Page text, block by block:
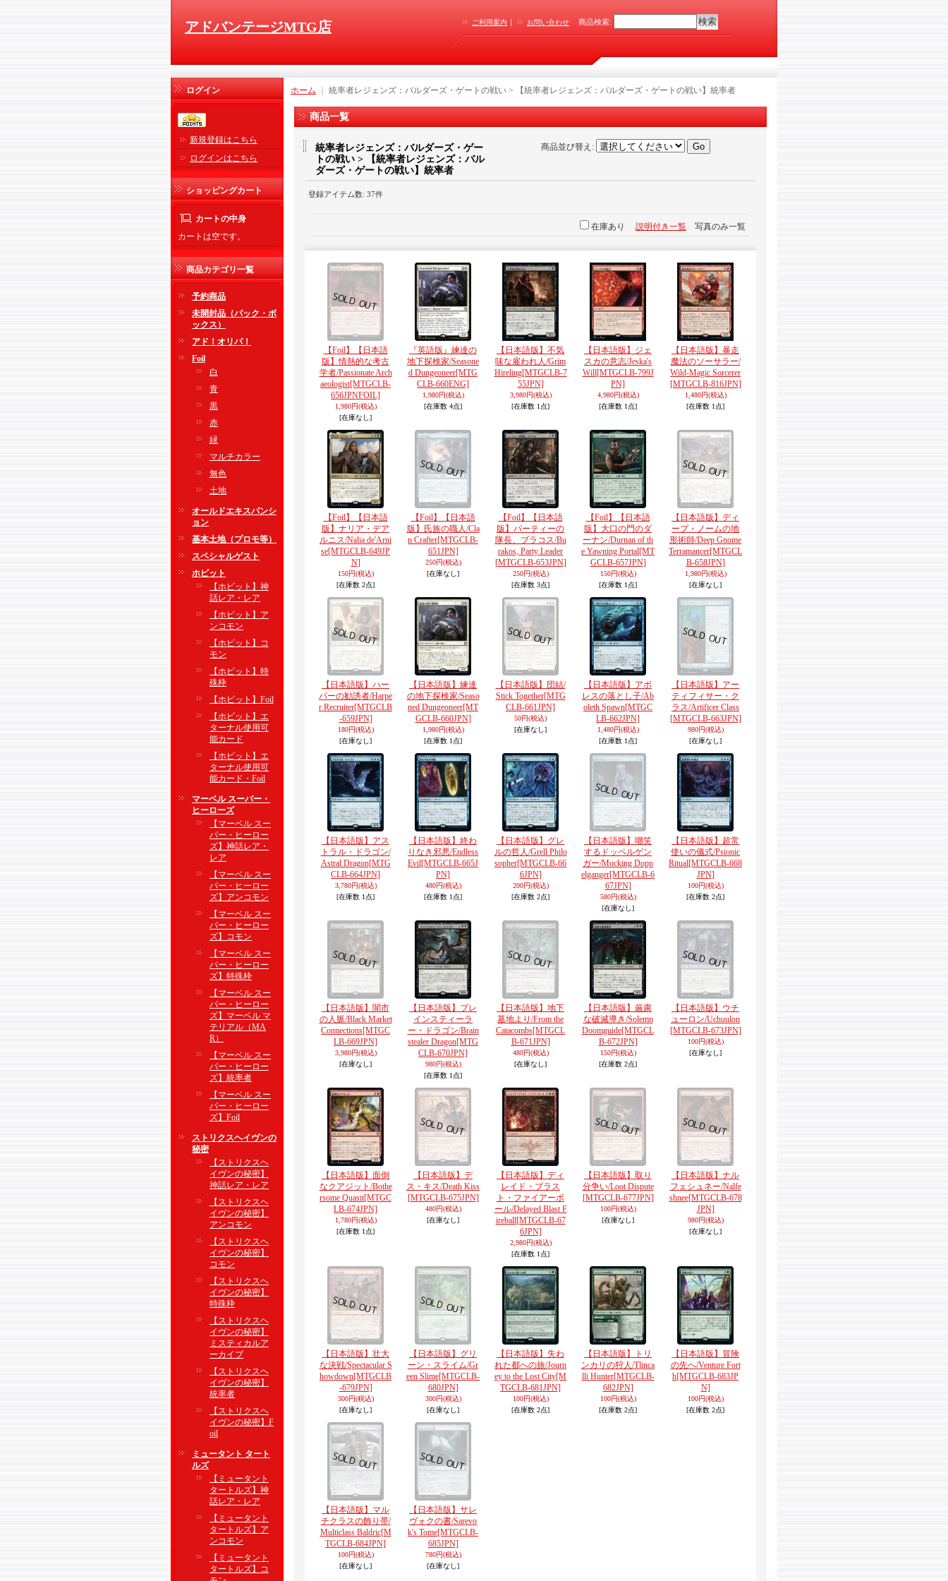
アドバンテージMTG店 ご利用案内 ｜ お問い合わせ 商品検索:
ログイン
新規登録はこちら
ログインはこちら
ショッピングカート
カートの中身
カートは空です。
商品カテゴリ一覧
予約商品
未開封品（パック・ボ
ックス）
アド！オリパ！
Foil
白
青
黒
赤
緑
マルチカラー
無色
土地
オールドエキスパンシ
ョン
基本土地（プロモ等）
スペシャルゲスト
ホビット
【ホビット】神
話レア・レア
【ホビット】ア
ンコモン
【ホビット】コ
モン
【ホビット】特
殊枠
【ホビット】Foil
【ホビット】エ
ターナル使用可
能カード
【ホビット】エ
ターナル使用可
能カード・Foil
マーベル スーパー・
ヒーローズ
【マーベル スー
パー・ヒーロー
ズ】神話レア・
レア
【マーベル スー
パー・ヒーロー
ズ】アンコモン
【マーベル スー
パー・ヒーロー
ズ】コモン
【マーベル スー
パー・ヒーロー
ズ】特殊枠
【マーベル スー
パー・ヒーロー
ズ】マーベル マ
テリアル（MA
R）
【マーベル スー
パー・ヒーロー
ズ】統率者
【マーベル スー
パー・ヒーロー
ズ】Foil
ストリクスヘイヴンの
秘密
【ストリクスヘ
イヴンの秘密】
神話レア・レア
【ストリクスヘ
イヴンの秘密】
アンコモン
【ストリクスヘ
イヴンの秘密】
コモン
【ストリクスヘ
イヴンの秘密】
特殊枠
【ストリクスヘ
イヴンの秘密】
ミスティカルア
ーカイブ
【ストリクスヘ
イヴンの秘密】
統率者
【ストリクスヘ
イヴンの秘密】F
oil
ミュータント タート
ルズ
【ミュータント
タートルズ】神
話レア・レア
【ミュータント
タートルズ】ア
ンコモン
【ミュータント
タートルズ】コ
ホーム 統率者レジェンズ：バルダーズ・ゲートの戦い > 【統率者レジェンズ：バルダーズ・ゲートの戦い】統率者
商品一覧
統率者レジェンズ：バルダーズ・ゲー
トの戦い > 【統率者レジェンズ：バル
ダーズ・ゲートの戦い】統率者
商品並び替え :
登録アイテム数: 37件
在庫あり 説明付き一覧 写真のみ一覧
【Foil】【日本語
版】情熱的な考古
学者/Passionate Arch
aeologist[MTGCLB-
656JPNFOIL]
1,980円(税込)
[在庫なし]
『英語版』練達の
地下探検家/Seasone
d Dungeoneer[MTG
CLB-660ENG]
1,980円(税込)
[在庫数 4点]
【日本語版】不気
味な雇われ人/Grim
Hireling[MTGCLB-7
55JPN]
3,980円(税込)
[在庫数 1点]
【日本語版】ジェ
スカの意志/Jeska's
Will[MTGCLB-799J
PN]
4,980円(税込)
[在庫数 1点]
【日本語版】暴走
魔法のソーサラー/
Wild-Magic Sorcerer
[MTGCLB-816JPN]
1,480円(税込)
[在庫数 1点]
【Foil】【日本語
版】ナリア・デア
ルニス/Nalia de'Arni
se[MTGCLB-649JP
N]
150円(税込)
[在庫数 2点]
【Foil】【日本語
版】氏族の職人/Cla
n Crafter[MTGCLB-
651JPN]
250円(税込)
[在庫なし]
【Foil】【日本語
版】パーティーの
隊長、ブラコス/Bu
rakos, Party Leader
[MTGCLB-653JPN]
250円(税込)
[在庫数 3点]
【Foil】【日本語
版】大口の門のダ
ーナン/Durnan of th
e Yawning Portal[MT
GCLB-657JPN]
150円(税込)
[在庫数 1点]
【日本語版】ディ
ープ・ノームの地
形術師/Deep Gnome
Terramancer[MTGCL
B-658JPN]
1,980円(税込)
[在庫なし]
【日本語版】ハー
パーの勧誘者/Harpe
r Recruiter[MTGCLB
-659JPN]
180円(税込)
[在庫なし]
【日本語版】練達
の地下探検家/Seaso
ned Dungeoneer[MT
GCLB-660JPN]
1,980円(税込)
[在庫数 1点]
【日本語版】団結/
Stick Together[MTG
CLB-661JPN]
50円(税込)
[在庫なし]
【日本語版】アボ
レスの落とし子/Ab
oleth Spawn[MTGC
LB-662JPN]
1,480円(税込)
[在庫数 1点]
【日本語版】アー
ティフィサー・ク
ラス/Artificer Class
[MTGCLB-663JPN]
980円(税込)
[在庫なし]
【日本語版】アス
トラル・ドラゴン/
Astral Dragon[MTG
CLB-664JPN]
3,780円(税込)
[在庫数 1点]
【日本語版】終わ
りなき邪悪/Endless
Evil[MTGCLB-665J
PN]
480円(税込)
[在庫数 1点]
【日本語版】グレ
ルの哲人/Grell Philo
sopher[MTGCLB-66
6JPN]
200円(税込)
[在庫数 2点]
【日本語版】嘲笑
するドッペルゲン
ガー/Mocking Dopp
elganger[MTGCLB-6
67JPN]
580円(税込)
[在庫なし]
【日本語版】超常
使いの儀式/Psionic
Ritual[MTGCLB-668
JPN]
100円(税込)
[在庫数 2点]
【日本語版】闇市
の人脈/Black Market
Connections[MTGC
LB-669JPN]
3,980円(税込)
[在庫なし]
【日本語版】ブレ
インスティーラ
ー・ドラゴン/Brain
stealer Dragon[MTG
CLB-670JPN]
980円(税込)
[在庫数 1点]
【日本語版】地下
墓地より/From the
Catacombs[MTGCL
B-671JPN]
480円(税込)
[在庫なし]
【日本語版】厳粛
な破滅導き/Solemn
Doomguide[MTGCL
B-672JPN]
150円(税込)
[在庫数 2点]
【日本語版】ウチ
ューロン/Uchuulon
[MTGCLB-673JPN]
100円(税込)
[在庫なし]
【日本語版】面倒
なクアジット/Bothe
rsome Quasit[MTGC
LB-674JPN]
1,780円(税込)
[在庫数 1点]
【日本語版】デ
ス・キス/Death Kiss
[MTGCLB-675JPN]
480円(税込)
[在庫なし]
【日本語版】ディ
レイド・ブラス
ト・ファイアーボ
ール/Delayed Blast F
ireball[MTGCLB-67
6JPN]
2,980円(税込)
[在庫数 1点]
【日本語版】取り
分争い/Loot Dispute
[MTGCLB-677JPN]
100円(税込)
[在庫なし]
【日本語版】ナル
フェシュネー/Nalfe
shnee[MTGCLB-678
JPN]
980円(税込)
[在庫なし]
【日本語版】壮大
な決戦/Spectacular S
howdown[MTGCLB
-679JPN]
300円(税込)
[在庫なし]
【日本語版】グリ
ーン・スライム/Gr
een Slime[MTGCLB-
680JPN]
300円(税込)
[在庫なし]
【日本語版】失わ
れた都への旅/Journ
ey to the Lost City[M
TGCLB-681JPN]
100円(税込)
[在庫数 2点]
【日本語版】トリ
ンカリの狩人/Tlinca
lli Hunter[MTGCLB-
682JPN]
100円(税込)
[在庫数 2点]
【日本語版】冒険
の先へ/Venture Fort
h[MTGCLB-683JP
N]
100円(税込)
[在庫数 2点]
【日本語版】マル
チクラスの飾り帯/
Multiclass Baldric[M
TGCLB-684JPN]
100円(税込)
[在庫なし]
【日本語版】サレ
ヴォクの書/Sarevo
k's Tome[MTGCLB-
685JPN]
780円(税込)
[在庫なし]